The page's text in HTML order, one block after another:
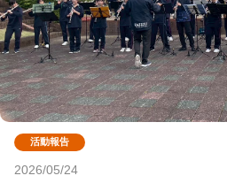
2026/05/24